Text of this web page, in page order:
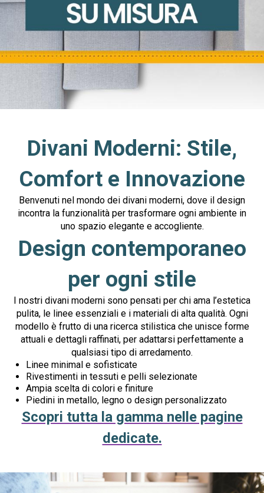
Divani Moderni: Stile,
Comfort e Innovazione
Benvenuti nel mondo dei divani moderni, dove il design
incontra la funzionalità per trasformare ogni ambiente in
uno spazio elegante e accogliente.
Design contemporaneo
per ogni stile
I nostri divani moderni sono pensati per chi ama l’estetica
pulita, le linee essenziali e i materiali di alta qualità. Ogni
modello è frutto di una ricerca stilistica che unisce forme
attuali e dettagli raffinati, per adattarsi perfettamente a
qualsiasi tipo di arredamento.
Linee minimal e sofisticate
Rivestimenti in tessuti e pelli selezionate
Ampia scelta di colori e finiture
Piedini in metallo, legno o design personalizzato
Scopri tutta la gamma nelle pagine
dedicate.